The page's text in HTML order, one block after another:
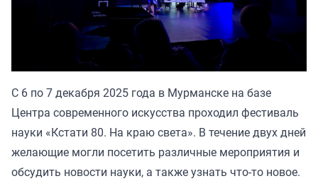
С 6 по 7 декабря 2025 года в Мурманске на базе
Центра современного искусства проходил фестиваль
науки «Кстати 80. На краю света». В течение двух дней
желающие могли посетить различные мероприятия и
обсудить новости науки, а также узнать что-то новое.